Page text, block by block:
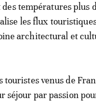
températures plus
les flux
architectural et
venus de
par passion